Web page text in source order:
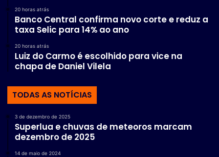
20 horas atrás
Banco Central confirma novo corte e reduz a
taxa Selic para 14% ao ano
20 horas atrás
Luiz do Carmo é escolhido para vice na
chapa de Daniel Vilela
TODAS AS NOTÍCIAS
3 de dezembro de 2025
Superlua e chuvas de meteoros marcam
dezembro de 2025
14 de maio de 2024